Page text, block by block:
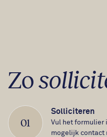
Zo
01
Solliciteren
Vul het formulier
mogelijk contact